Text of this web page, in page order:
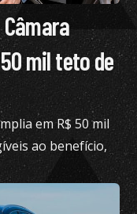
mil teto de
em R$ 50 mil
ao benefício,